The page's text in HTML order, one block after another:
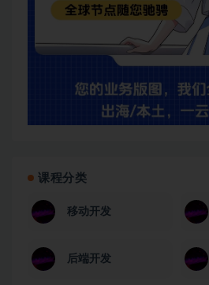
课程分类
移动开发
后端开发